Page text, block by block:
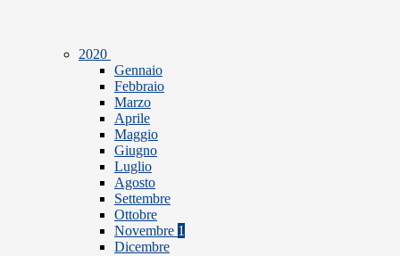
2020
Gennaio
Febbraio
Marzo
Aprile
Maggio
Giugno
Luglio
Agosto
Settembre
Ottobre
Novembre 1
Dicembre